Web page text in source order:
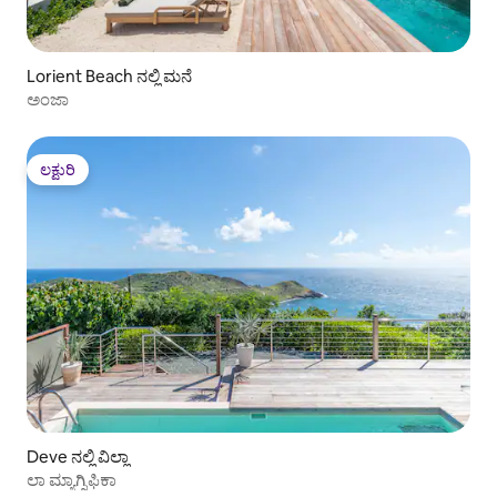
Lorient Beach ನಲ್ಲಿ ಮನೆ
ಅಂಜಾ
ಲಕ್ಷುರಿ
ಲಕ್ಷುರಿ
Deve ನಲ್ಲಿ ವಿಲ್ಲಾ
ಲಾ ಮ್ಯಾಗ್ನಿಫಿಕಾ